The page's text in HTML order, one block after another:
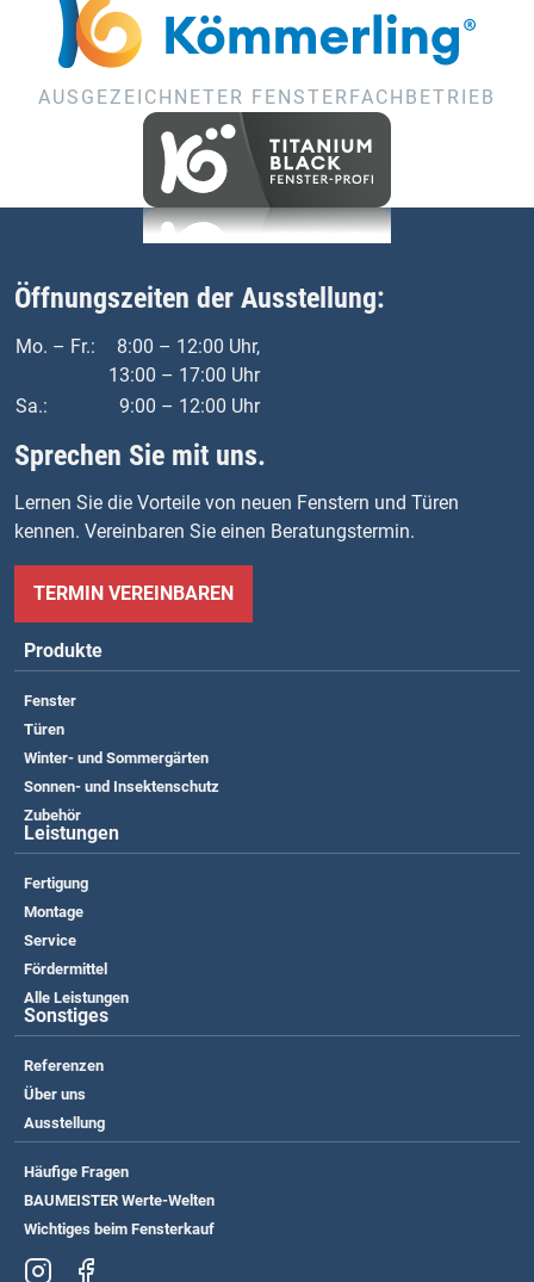
AUSGEZEICHNETER FENSTERFACHBETRIEB
Öffnungszeiten der Ausstellung:
Mo. – Fr.:
8:00 – 12:00 Uhr,
13:00 – 17:00 Uhr
Sa.:
9:00 – 12:00 Uhr
Sprechen Sie mit uns.
Lernen Sie die Vorteile von neuen Fenstern und Türen
kennen. Vereinbaren Sie einen Beratungstermin.
TERMIN VEREINBAREN
Produkte
Fenster
Türen
Winter- und Sommergärten
Sonnen- und Insektenschutz
Zubehör
Leistungen
Fertigung
Montage
Service
Fördermittel
Alle Leistungen
Sonstiges
Referenzen
Über uns
Ausstellung
Häufige Fragen
BAUMEISTER Werte-Welten
Wichtiges beim Fensterkauf